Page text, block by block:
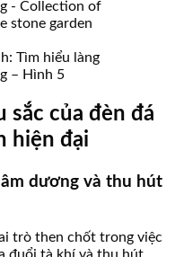
Tìm hiểu làng
– Hình 5
sắc của đèn đá
hiện đại
dương và thu hút
trò then chốt trong việc